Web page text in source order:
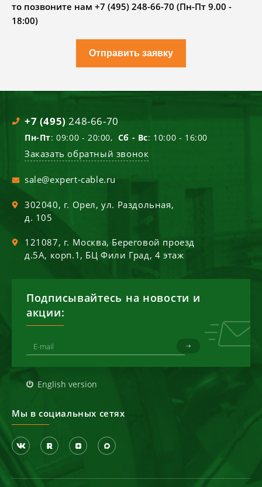
то позвоните нам +7 (495) 248-66-70 (Пн-Пт 9.00 -
18:00)
Отправить заявку
+7 (495) 248-66-70
Пн-Пт: 09:00 - 20:00, Сб - Вс: 10:00 - 16:00
Заказать обратный звонок
sale@expert-cable.ru
302040, г. Орел,ул. Раздольная,
д. 105
121087, г. Москва, Береговой проезд
д.5А, корп.1, БЦ Фили Град, 4 этаж
Подписывайтесь на новости и
акции:
English version
Мы в социальных сетях